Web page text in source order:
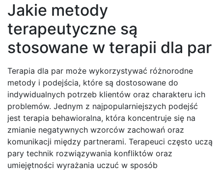
Jakie metody
terapeutyczne są
stosowane w terapii dla par
Terapia dla par może wykorzystywać różnorodne
metody i podejścia, które są dostosowane do
indywidualnych potrzeb klientów oraz charakteru ich
problemów. Jednym z najpopularniejszych podejść
jest terapia behawioralna, która koncentruje się na
zmianie negatywnych wzorców zachowań oraz
komunikacji między partnerami. Terapeuci często uczą
pary technik rozwiązywania konfliktów oraz
umiejętności wyrażania uczuć w sposób